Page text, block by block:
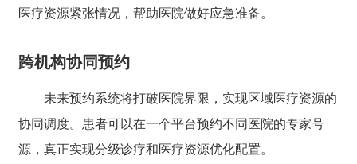
医疗资源紧张情况，帮助医院做好应急准备。
跨机构协同预约
未来预约系统将打破医院界限，实现区域医疗资源的
协同调度。患者可以在一个平台预约不同医院的专家号
源，真正实现分级诊疗和医疗资源优化配置。